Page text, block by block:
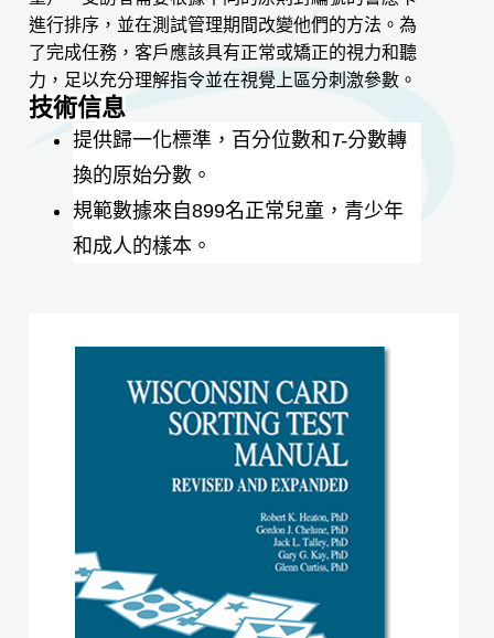
進行排序，並在測試管理期間改變他們的方法。為
了完成任務，客戶應該具有正常或矯正的視力和聽
力，足以充分理解指令並在視覺上區分刺激參數。
技術信息
提供歸一化標準，百分位數和 T-分數轉
換的原始分數 。
規範數據來自899名正常兒童，青少年
和成人的樣本。